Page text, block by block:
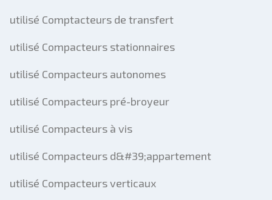
utilisé Comptacteurs de transfert
utilisé Compacteurs stationnaires
utilisé Compacteurs autonomes
utilisé Compacteurs pré-broyeur
utilisé Compacteurs à vis
utilisé Compacteurs d&#39;appartement
utilisé Compacteurs verticaux